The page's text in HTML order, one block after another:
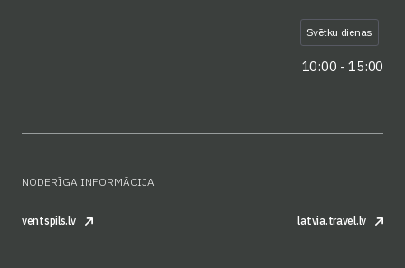
Svētku dienas
10:00 - 15:00
NODERĪGA INFORMĀCIJA
ventspils.lv latvia.travel.lv